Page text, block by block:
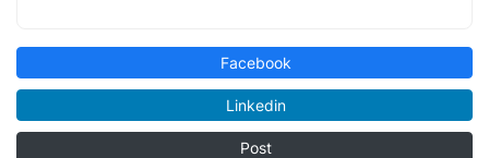
Facebook
Linkedin
Post